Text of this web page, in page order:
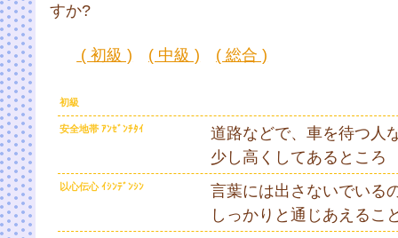
すか?
( 初級 ) ( 中級 ) ( 総合 )
初級
安全地帯 ｱﾝｾﾞﾝﾁﾀｲ
道路などで、車を待つ人
少し高くしてあるところ
以心伝心 ｲｼﾝﾃﾞﾝｼﾝ
言葉には出さないでいる
しっかりと通じあえるこ